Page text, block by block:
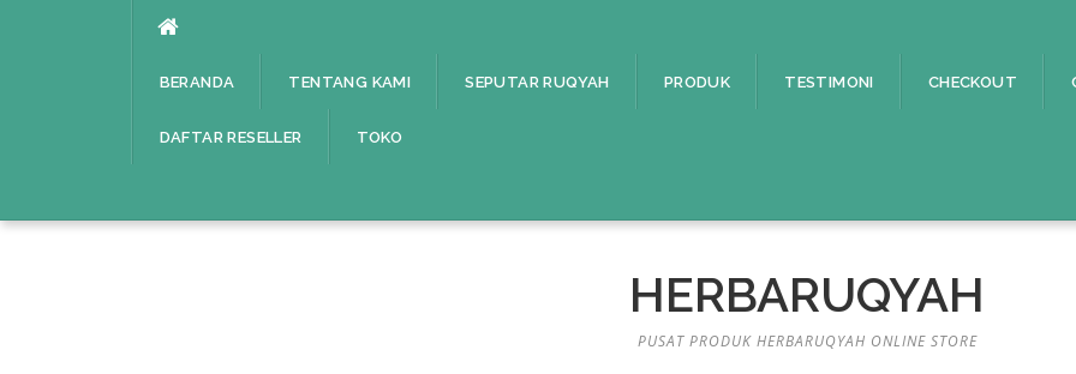
BERANDA TENTANG KAMI SEPUTAR RUQYAH PRODUK TESTIMONI CHECKOUT
DAFTAR RESELLER TOKO
HERBARUQYAH
PUSAT PRODUK HERBARUQYAH ONLINE STORE